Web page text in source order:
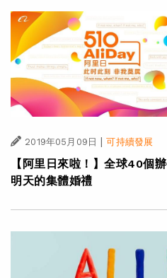
2019年05月09日 | 可持續發展
【阿里日來啦！】全球40個
明天的集體婚禮